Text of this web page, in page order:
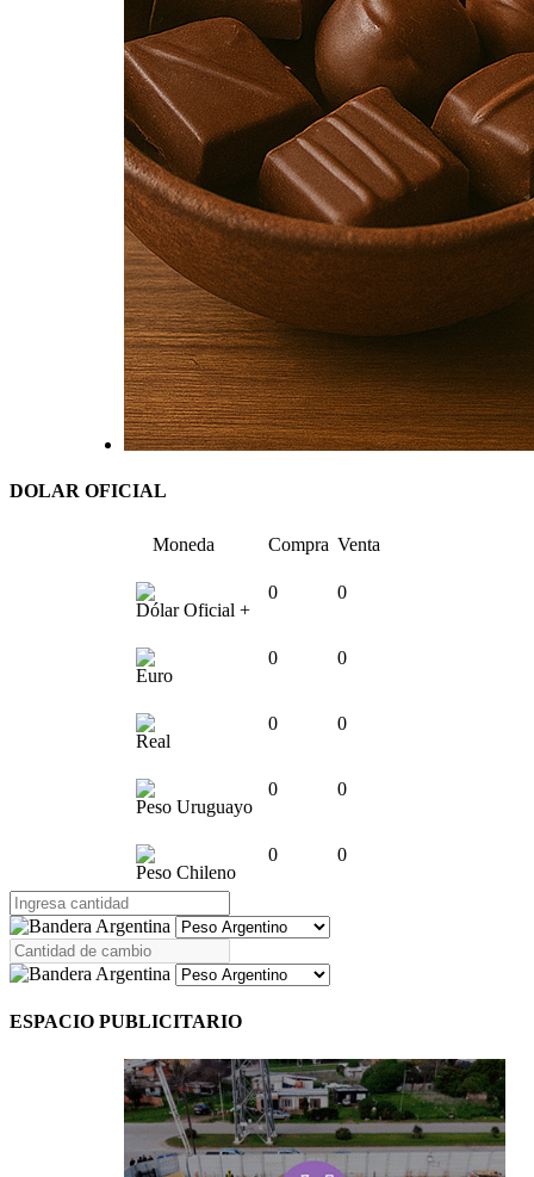
DOLAR OFICIAL
Moneda Compra Venta
Dólar Oficial +
0 0
Euro
0 0
Real
0 0
Peso Uruguayo
0 0
Peso Chileno
0 0
ESPACIO PUBLICITARIO